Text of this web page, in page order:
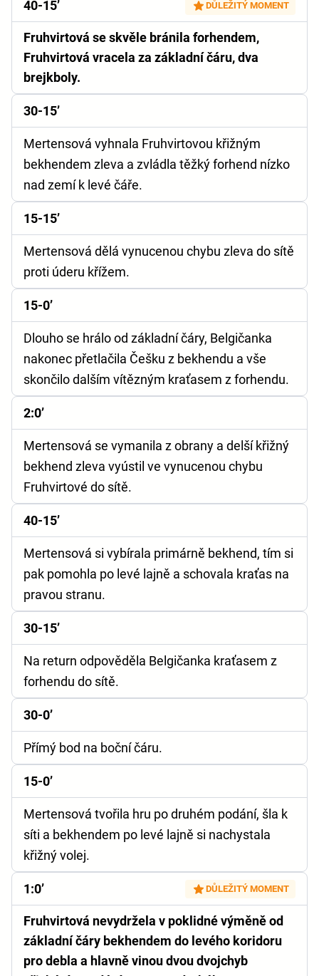
40-15’ DŮLEŽITÝ MOMENT
Fruhvirtová se skvěle bránila forhendem,
Fruhvirtová vracela za základní čáru, dva
brejkboly.
30-15’
Mertensová vyhnala Fruhvirtovou křižným
bekhendem zleva a zvládla těžký forhend nízko
nad zemí k levé čáře.
15-15’
Mertensová dělá vynucenou chybu zleva do sítě
proti úderu křížem.
15-0’
Dlouho se hrálo od základní čáry, Belgičanka
nakonec přetlačila Češku z bekhendu a vše
skončilo dalším vítězným kraťasem z forhendu.
2:0’
Mertensová se vymanila z obrany a delší křižný
bekhend zleva vyústil ve vynucenou chybu
Fruhvirtové do sítě.
40-15’
Mertensová si vybírala primárně bekhend, tím si
pak pomohla po levé lajně a schovala kraťas na
pravou stranu.
30-15’
Na return odpověděla Belgičanka kraťasem z
forhendu do sítě.
30-0’
Přímý bod na boční čáru.
15-0’
Mertensová tvořila hru po druhém podání, šla k
síti a bekhendem po levé lajně si nachystala
křižný volej.
1:0’ DŮLEŽITÝ MOMENT
Fruhvirtová nevydržela v poklidné výměně od
základní čáry bekhendem do levého koridoru
pro debla a hlavně vinou dvou dvojchyb